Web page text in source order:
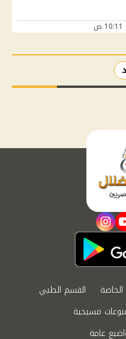
youtube
instagram
الخاصة
القسم الطبي
مسيحية
عامة